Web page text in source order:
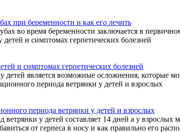
при беременности и как его лечить
во время беременности заключается в
и симптомах герпетических болезней
детей является возможные осложнения,
периода ветрянки у детей и взрослых
у детей составляет 14 дней а у взрослых